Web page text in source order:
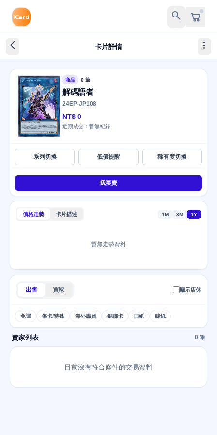
search
arrow_back_ios_new 卡片詳情 more_vert
商品 0 筆
解碼語者
24EP-JP108
NT$ 0
近期成交：暫無紀錄
系列切換 低價提醒 稀有度切換
我要賣
價格走勢 卡片描述 1M 3M 1Y
暫無走勢資料
出售 買取 顯示店休
免運 傷卡/特殊 海外購買 銀聯卡 日紙 韓紙
賣家列表 0 筆
目前沒有符合條件的交易資料